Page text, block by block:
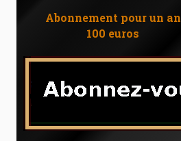
Abonnement pour un an
100 euros